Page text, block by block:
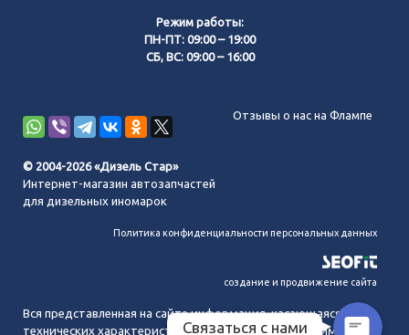
Режим работы:
ПН-ПТ: 09:00 – 19:00
СБ, ВС: 09:00 – 16:00
Отзывы о нас на Флампе
© 2004-2026 «Дизель Стар»
Интернет-магазин автозапчастей
для дизельных иномарок
Политика конфиденциальности персональных данных
создание и продвижение сайта
Вся представленная на сайте информация, касающаяся
технических характеристик, наличия на складе, стоимости
Связаться с нами